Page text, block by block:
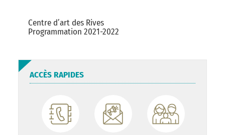
Centre d’art des Rives
Programmation 2021-2022
ACCÈS RAPIDES